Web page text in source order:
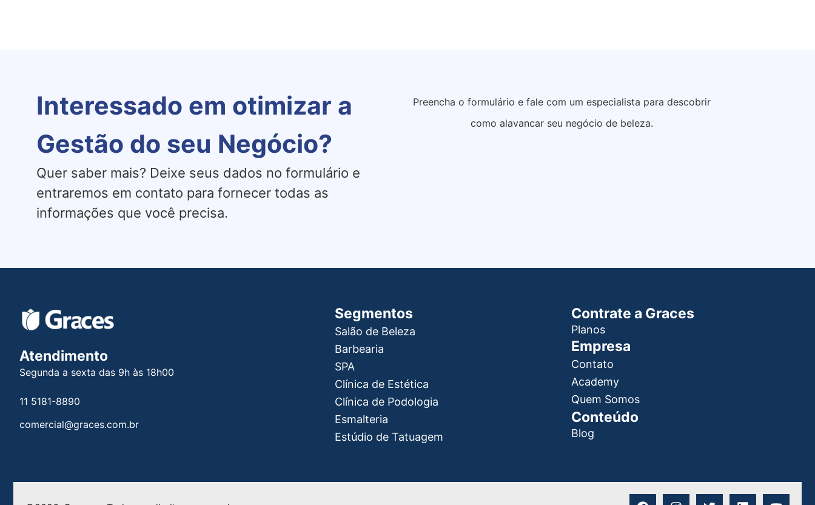
Interessado em otimizar a
Gestão do seu Negócio?
Quer saber mais? Deixe seus dados no formulário e
entraremos em contato para fornecer todas as
informações que você precisa.
Preencha o formulário e fale com um especialista para descobrir
como alavancar seu negócio de beleza.
Atendimento
Segunda a sexta das 9h às 18h00
11 5181-8890
comercial@graces.com.br
Segmentos
Salão de Beleza
Barbearia
SPA
Clínica de Estética
Clínica de Podologia
Esmalteria
Estúdio de Tatuagem
Contrate a Graces
Planos
Empresa
Contato
Academy
Quem Somos
Conteúdo
Blog